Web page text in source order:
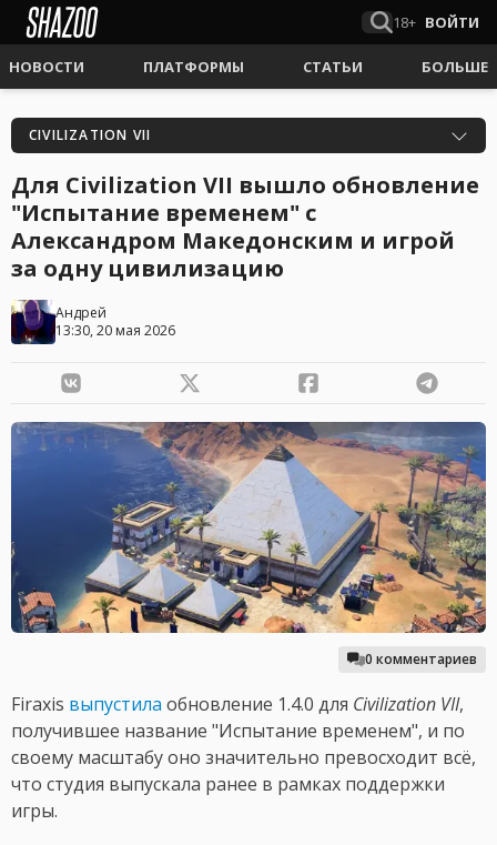
18+ ВОЙТИ
НОВОСТИ ПЛАТФОРМЫ СТАТЬИ БОЛЬШЕ
CIVILIZATION VII
Для Civilization VII вышло обновление
"Испытание временем" c
Александром Македонским и игрой
за одну цивилизацию
Андрей
13:30, 20 мая 2026
0 комментариев
Firaxis выпустила обновление 1.4.0 для Civilization VII,
получившее название "Испытание временем", и по
своему масштабу оно значительно превосходит всё,
что студия выпускала ранее в рамках поддержки
игры.